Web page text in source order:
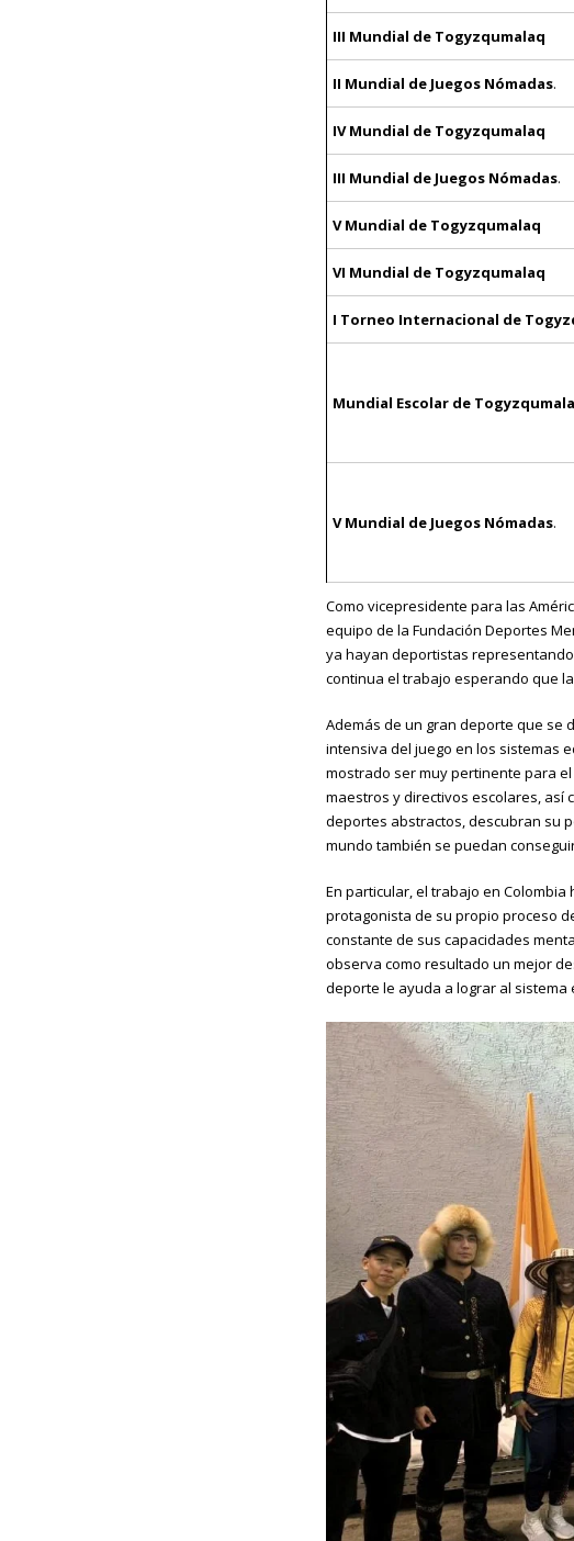
III Mundial de Togyzqumalaq
II Mundial de Juegos Nómadas.
IV Mundial de Togyzqumalaq
III Mundial de Juegos Nómadas.
V Mundial de Togyzqumalaq
VI Mundial de Togyzqumalaq
I Torneo Internacional de
Mundial Escolar de
V Mundial de Juegos Nómadas.
Como vicepresidente para las
equipo de la Fundación Deportes
ya hayan deportistas
continua el trabajo esperando que
Además de un gran deporte que se
intensiva del juego en los sistemas
mostrado ser muy pertinente para
maestros y directivos escolares, así
deportes abstractos, descubran su
mundo también se puedan
En particular, el trabajo en
protagonista de su propio proceso
constante de sus capacidades
observa como resultado un mejor
deporte le ayuda a lograr al sistema